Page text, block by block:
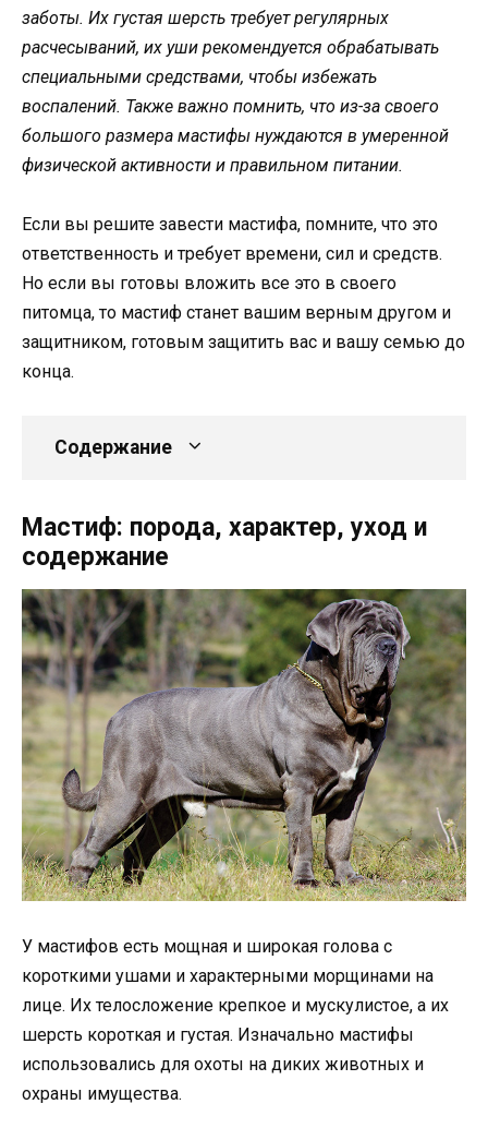
заботы. Их густая шерсть требует регулярных
расчесываний, их уши рекомендуется обрабатывать
специальными средствами, чтобы избежать
воспалений. Также важно помнить, что из-за своего
большого размера мастифы нуждаются в умеренной
физической активности и правильном питании.
Если вы решите завести мастифа, помните, что это
ответственность и требует времени, сил и средств.
Но если вы готовы вложить все это в своего
питомца, то мастиф станет вашим верным другом и
защитником, готовым защитить вас и вашу семью до
конца.
Содержание
Мастиф: порода, характер, уход и
содержание
У мастифов есть мощная и широкая голова с
короткими ушами и характерными морщинами на
лице. Их телосложение крепкое и мускулистое, а их
шерсть короткая и густая. Изначально мастифы
использовались для охоты на диких животных и
охраны имущества.